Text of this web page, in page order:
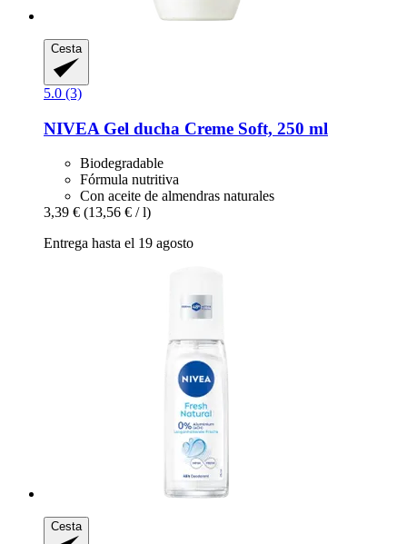
Cesta
5.0 (3)
NIVEA Gel ducha Creme Soft, 250 ml
Biodegradable
Fórmula nutritiva
Con aceite de almendras naturales
3,39 € (13,56 € / l)
Entrega hasta el 19 agosto
Cesta